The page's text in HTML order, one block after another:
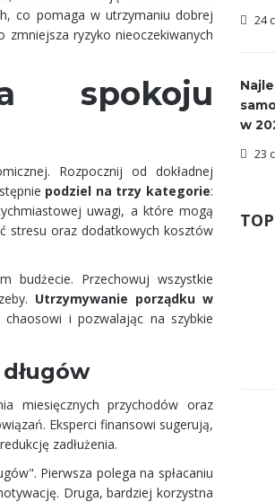
co pomaga w utrzymaniu dobrej
ryzyko nieoczekiwanych
spokoju
Rozpocznij od dokładnej
podziel na trzy kategorie:
uwagi, a które mogą
stresu oraz dodatkowych kosztów
budżecie. Przechowuj wszystkie
Utrzymywanie porządku w
chaosowi i pozwalając na szybkie
miesięcznych przychodów oraz
Eksperci finansowi sugerują,
zadłużenia.
Pierwsza polega na spłacaniu
Druga, bardziej korzystna
24
w
23
TOP